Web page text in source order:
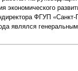
ФГУП «Санкт-
являлся